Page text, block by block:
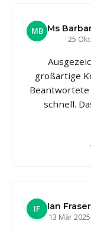
MB Ms
25
großartige
Beantwortete
schnell.
IF
Ian Fraser
13 Mär 2025